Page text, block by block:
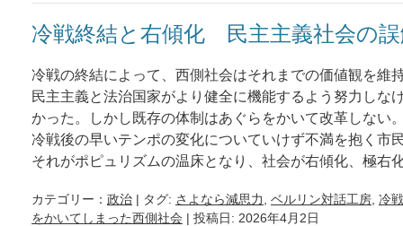
冷戦終結と右傾化 民主主義社会の
冷戦の終結によって、西側社会はそれまでの価値観を維
民主主義と法治国家がより健全に機能するよう努力しな
かった。しかし既存の体制はあぐらをかいて改革しない
冷戦後の早いテンポの変化についていけず不満を抱く市
それがポピュリズムの温床となり、社会が右傾化、極右
カテゴリー： 政治 | タグ: さよなら減思力 ベルリン対話工房 冷
をかいてしまった西側社会 | 投稿日: 2026年4月2日